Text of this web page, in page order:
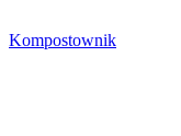
Kompostownik